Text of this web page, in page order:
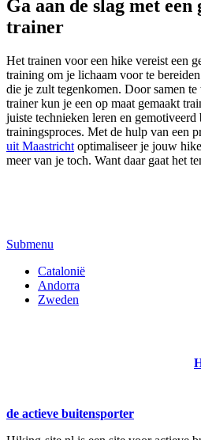
Ga aan de slag met een
trainer
Het trainen voor een hike vereist een
training om je lichaam voor te
die je zult tegenkomen. Door samen te
trainer kun je een op maat gemaakt
juiste technieken leren en
trainingsproces. Met de hulp van een
uit Maastricht optimaliseer je jouw
meer van je toch. Want daar gaat het
Submenu
Catalonië
Andorra
Zweden
de actieve buitensporter